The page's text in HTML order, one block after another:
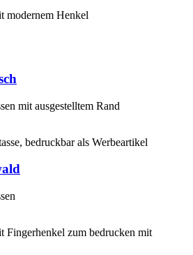
modernem Henkel
mit ausgestelltem Rand